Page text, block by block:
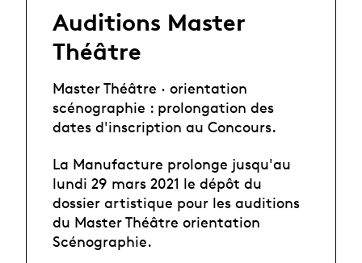
Auditions Master
Théâtre
Master Théâtre · orientation
scénographie : prolongation des
dates d'inscription au Concours.
La Manufacture prolonge jusqu'au
lundi 29 mars 2021 le dépôt du
dossier artistique pour les auditions
du Master Théâtre orientation
Scénographie.